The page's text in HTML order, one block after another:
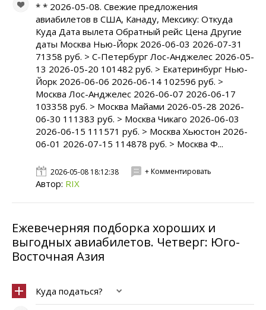
* * 2026-05-08. Свежие предложения
авиабилетов в CША, Канаду, Мексику: Откуда
Куда Дата вылета Обратный рейс Цена Другие
даты Москва Нью-Йорк 2026-06-03 2026-07-31
71358 руб. > С-Петербург Лос-Анджелес 2026-05-
13 2026-05-20 101482 руб. > Екатеринбург Нью-
Йорк 2026-06-06 2026-06-14 102596 руб. >
Москва Лос-Анджелес 2026-06-07 2026-06-17
103358 руб. > Москва Майами 2026-05-28 2026-
06-30 111383 руб. > Москва Чикаго 2026-06-03
2026-06-15 111571 руб. > Москва Хьюстон 2026-
06-01 2026-07-15 114878 руб. > Москва Ф...
2026-05-08 18:12:38 + Комментировать
Автор: RIX
Ежевечерняя подборка хороших и
выгодных авиабилетов. Четверг: Юго-
Восточная Азия
Куда податься?